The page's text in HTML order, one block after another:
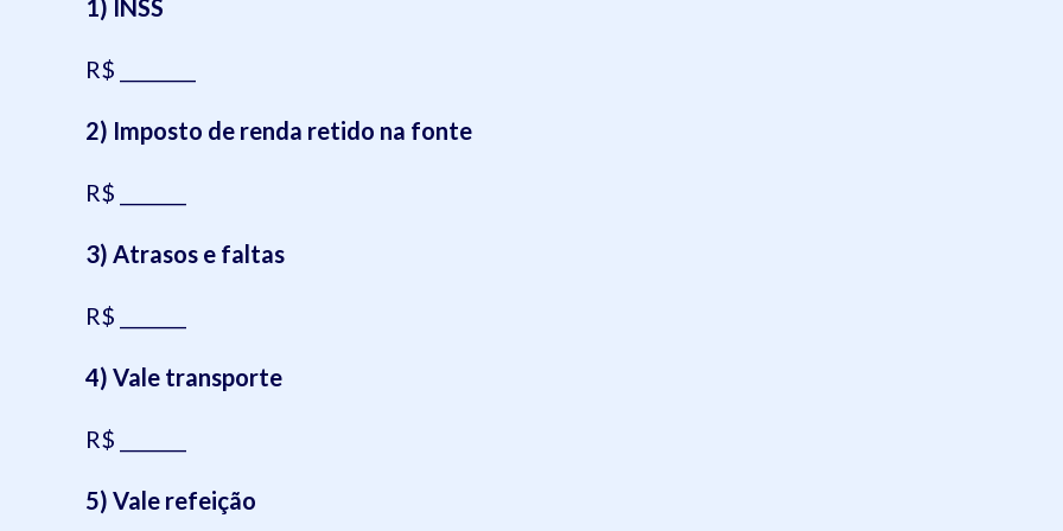
1) INSS
R$ ________
2) Imposto de renda retido na fonte
R$ _______
3) Atrasos e faltas
R$ _______
4) Vale transporte
R$ _______
5) Vale refeição